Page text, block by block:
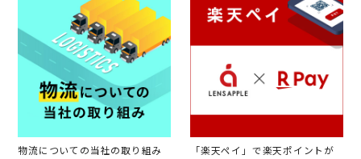
物流についての当社の取り組み
「楽天ペイ」で楽天ポイントが